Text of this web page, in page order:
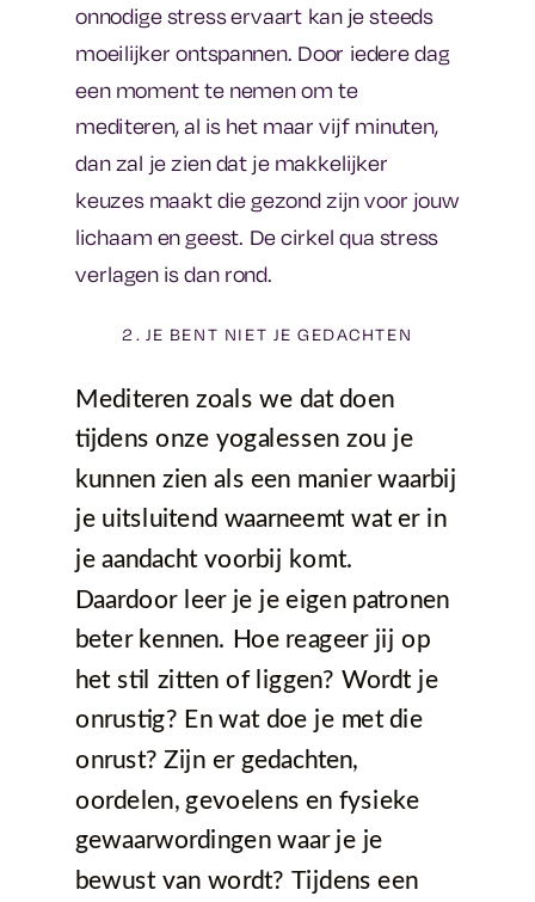
onnodige stress ervaart kan je steeds
moeilijker ontspannen. Door iedere dag
een moment te nemen om te
mediteren, al is het maar vijf minuten,
dan zal je zien dat je makkelijker
keuzes maakt die gezond zijn voor jouw
lichaam en geest. De cirkel qua stress
verlagen is dan rond.
2. JE BENT NIET JE GEDACHTEN
Mediteren zoals we dat doen
tijdens onze yogalessen zou je
kunnen zien als een manier waarbij
je uitsluitend waarneemt wat er in
je aandacht voorbij komt.
Daardoor leer je je eigen patronen
beter kennen. Hoe reageer jij op
het stil zitten of liggen? Wordt je
onrustig? En wat doe je met die
onrust? Zijn er gedachten,
oordelen, gevoelens en fysieke
gewaarwordingen waar je je
bewust van wordt? Tijdens een